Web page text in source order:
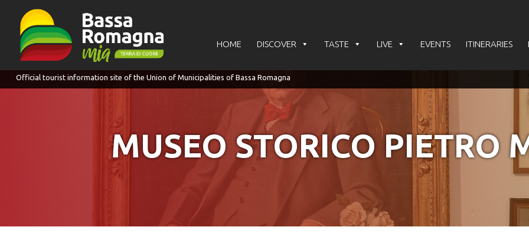
HOME DISCOVER TASTE LIVE EVENTS ITINERARIES
for:
MUSEO STORICO PIETRO